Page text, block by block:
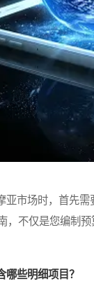
市场时，首先需
，不仅是您编制
些明细项目？